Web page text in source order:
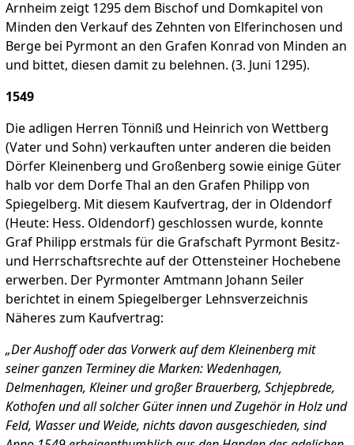
Arnheim zeigt 1295 dem Bischof und Domkapitel von
Minden den Verkauf des Zehnten von Elferinchosen und
Berge bei Pyrmont an den Grafen Konrad von Minden an
und bittet, diesen damit zu belehnen. (3. Juni 1295).
1549
Die adligen Herren Tönniß und Heinrich von Wettberg
(Vater und Sohn) verkauften unter anderen die beiden
Dörfer Kleinenberg und Großenberg sowie einige Güter
halb vor dem Dorfe Thal an den Grafen Philipp von
Spiegelberg. Mit diesem Kaufvertrag, der in Oldendorf
(Heute: Hess. Oldendorf) geschlossen wurde, konnte
Graf Philipp erstmals für die Grafschaft Pyrmont Besitz-
und Herrschaftsrechte auf der Ottensteiner Hochebene
erwerben. Der Pyrmonter Amtmann Johann Seiler
berichtet in einem Spiegelberger Lehnsverzeichnis
Näheres zum Kaufvertrag:
„Der Aushoff oder das Vorwerk auf dem Kleinenberg mit
seiner ganzen Terminey die Marken: Wedenhagen,
Delmenhagen, Kleiner und großer Brauerberg, Schjepbrede,
Kothofen und all solcher Güter innen und Zugehör in Holz und
Feld, Wasser und Weide, nichts davon ausgeschieden, sind